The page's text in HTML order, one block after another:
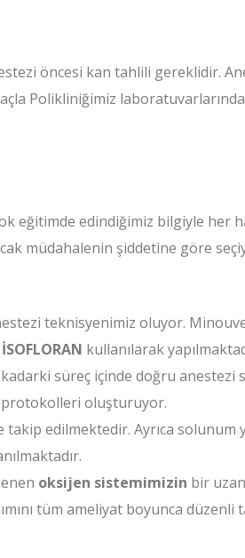
öncesi kan tahlili gereklidir.
Polikliniğimiz
eğitimde edindiğimiz bilgiyle her
müdahalenin şiddetine göre
teknisyenimiz oluyor.
İSOFLORAN kullanılarak
süreç içinde doğru anestezi
protokolleri oluşturuyor.
edilmektedir. Ayrıca
oksijen sistemimizin bir
tüm ameliyat boyunca